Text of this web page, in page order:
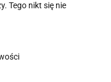
Tego nikt się nie